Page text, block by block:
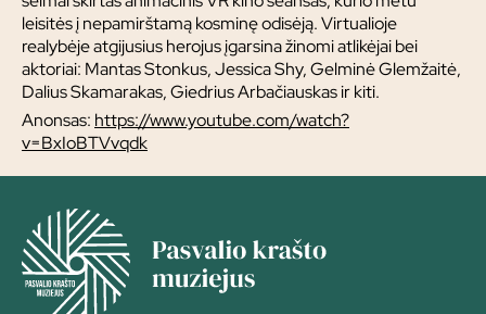
leisitės į nepamirštamą kosminę odisėją. Virtualioje
realybėje atgijusius herojus įgarsina žinomi atlikėjai bei
aktoriai: Mantas Stonkus, Jessica Shy, Gelminė Glemžaitė,
Dalius Skamarakas, Giedrius Arbačiauskas ir kiti.
Anonsas: https://www.youtube.com/watch?
v=BxIoBTVvqdk